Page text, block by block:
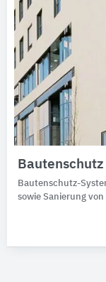
Bautenschutz-
sowie Sanierung